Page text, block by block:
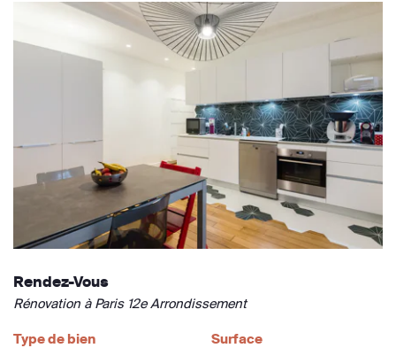
Rendez-Vous
Rénovation à Paris 12e Arrondissement
Type de bien
Surface